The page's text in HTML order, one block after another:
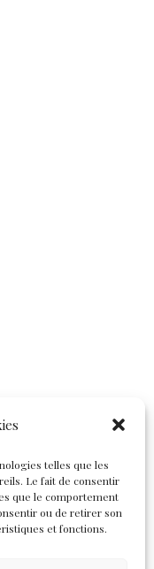
telles que les
Le fait de consentir
que le comportement
ou de retirer son
et fonctions.